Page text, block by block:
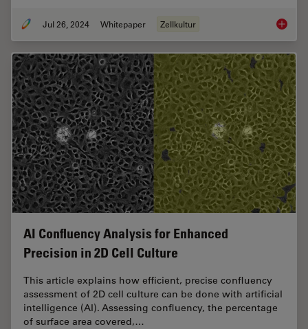
Jul 26, 2024 Whitepaper Zellkultur
AI Confluency Analysis for Enhanced
Precision in 2D Cell Culture
This article explains how efficient, precise confluency
assessment of 2D cell culture can be done with artificial
intelligence (AI). Assessing confluency, the percentage
of surface area covered,…